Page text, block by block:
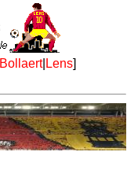
Bollaert| Lens]